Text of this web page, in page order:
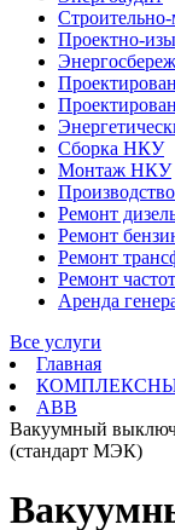
Проектно-
Сборка НКУ
Монтаж НКУ
Ремонт
Ремонт
Ремонт
Ремонт
Аренда
Все услуги
Главная
ABB
Вакуумный
(стандарт МЭК)